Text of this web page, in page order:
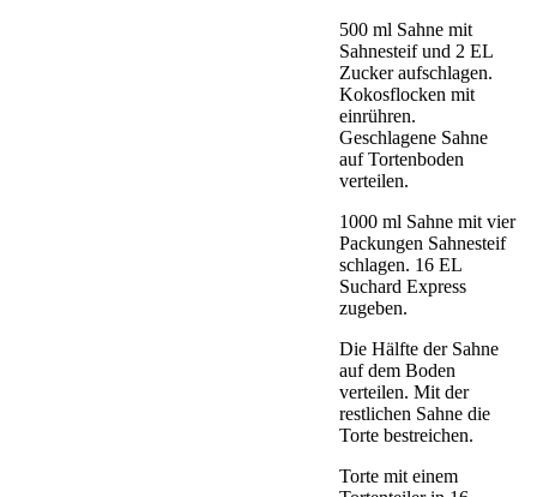
500 ml Sahne mit
Sahnesteif und 2 EL
Zucker aufschlagen.
Kokosflocken mit
einrühren.
Geschlagene Sahne
auf Tortenboden
verteilen.
1000 ml Sahne mit vier
Packungen Sahnesteif
schlagen. 16 EL
Suchard Express
zugeben.
Die Hälfte der Sahne
auf dem Boden
verteilen. Mit der
restlichen Sahne die
Torte bestreichen.
Torte mit einem